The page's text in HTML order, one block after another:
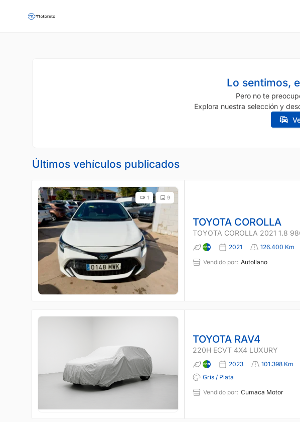
Lo sentimos,
Pero no te
Explora nuestra selección y
Últimos vehículos publicados
9
1
TOYOTA COROLLA
TOYOTA COROLLA 2021 1.8
2021 126.400 Km
Vendido por: Autollano
TOYOTA RAV4
220H ECVT 4X4 LUXURY
2023 101.398 Km
Gris / Plata
Vendido por: Cumaca Motor